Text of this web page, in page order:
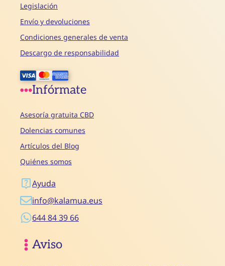
Legislación
Envío y devoluciones
Condiciones generales de venta
Descargo de responsabilidad
Infórmate
Asesoría gratuita CBD
Dolencias comunes
Artículos del Blog
Quiénes somos
Ayuda
info@kalamua.eus
644 84 39 66
Aviso